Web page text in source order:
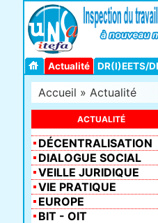
Actualité DR(I)EETS/
Accueil » Actualité
ACTUALITÉ
DÉCENTRALISATION
DIALOGUE SOCIAL
VEILLE JURIDIQUE
VIE PRATIQUE
EUROPE
BIT - OIT